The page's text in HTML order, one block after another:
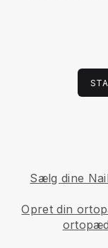
Sælg dine
Opret din